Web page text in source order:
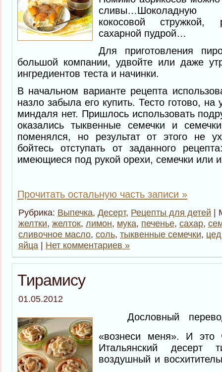
сливы…Шоколадную
кокосовой стружкой,
сахарной пудрой…
Для приготовления
большой компании, удвойте или даже
ингредиентов теста и начинки.
В начальном варианте рецепта
назло забыла его купить. Тесто готово,
миндаля нет. Пришлось использовать
оказались тыквенные семечки и
поменялся, но результат от этого не
бойтесь отступать от заданного
имеющиеся под рукой орехи, семечки или
Прочитать остальную часть записи »
Рубрика: Выпечка, Десерт, Рецепты для детей |
желтки, желток, лимон, мука, печенье, сахар,
сливочное масло, соль, тыквенные семечки,
яйца | Нет комментариев »
Тирамису
01.05.2012
Дословный
«вознеси меня». И это
Итальянский десерт
воздушный и